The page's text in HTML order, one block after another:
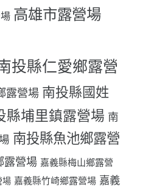
高雄市露營場
投縣仁愛鄉露營
露營場 南投縣國姓
縣埔里鎮露營場 南
南投縣魚池鄉露營
露營場 嘉義縣梅山鄉露營
場 嘉義縣竹崎鄉露營場 嘉義